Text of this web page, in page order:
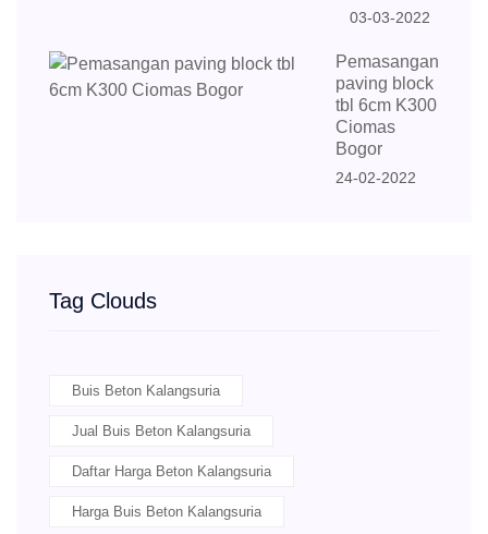
03-03-2022
Pemasangan
paving block
tbl 6cm K300
Ciomas
Bogor
24-02-2022
Tag Clouds
Buis Beton Kalangsuria
Jual Buis Beton Kalangsuria
Daftar Harga Beton Kalangsuria
Harga Buis Beton Kalangsuria